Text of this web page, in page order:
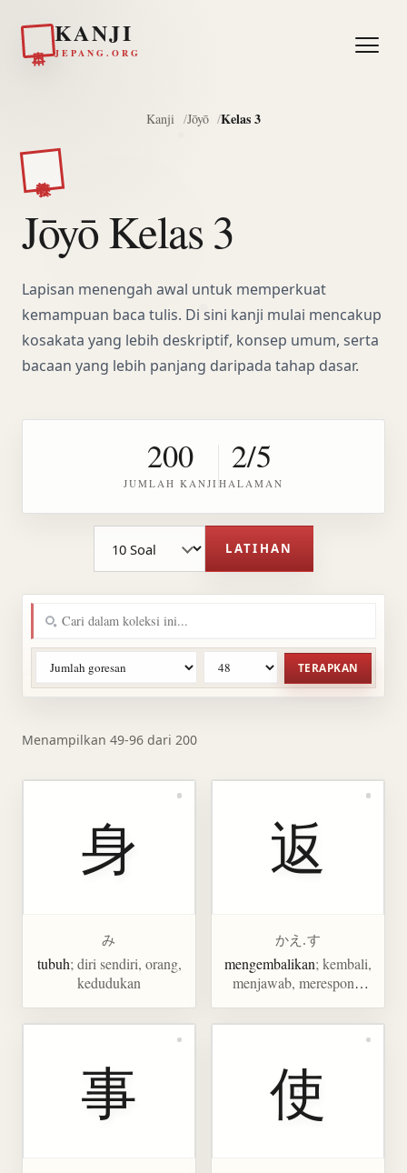
KANJI
JEPANG.ORG
Kanji Jōyō Kelas 3
Jōyō Kelas 3
Lapisan menengah awal untuk memperkuat
kemampuan baca tulis. Di sini kanji mulai mencakup
kosakata yang lebih deskriptif, konsep umum, serta
bacaan yang lebih panjang daripada tahap dasar.
200
JUMLAH KANJI
2/5
HALAMAN
LATIHAN
TERAPKAN
Menampilkan 49-96 dari 200
身
み
tubuh; diri sendiri, orang,
kedudukan
返
かえ.す
mengembalikan; kembali,
menjawab, merespons,
kembali, memudar
事 使